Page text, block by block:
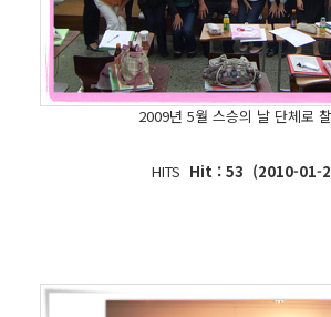
2009년 5월 스승의 날 단체로
HITS Hit : 53 (2010-01-